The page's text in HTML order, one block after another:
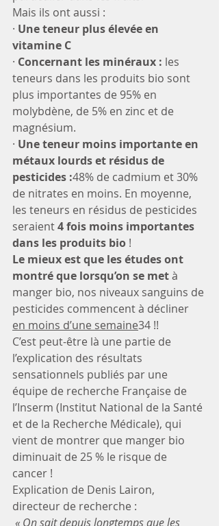
Mais ils ont aussi :
· Une teneur plus élevée en
vitamine C
· Concernant les minéraux : les
teneurs dans les produits bio sont
plus importantes de 95% en
molybdène, de 5% en zinc et de
magnésium.
· Une teneur moins importante en
métaux lourds et résidus de
pesticides :48% de cadmium et 30%
de nitrates en moins. En moyenne,
les teneurs en résidus de pesticides
seraient 4 fois moins importantes
dans les produits bio !
Le mieux est que les études ont
montré que lorsqu’on se met à
manger bio, nos niveaux sanguins de
pesticides commencent à décliner
en moins d’une semaine34 !!
C’est peut-être là une partie de
l’explication des résultats
sensationnels publiés par une
équipe de recherche Française de
l’Inserm (Institut National de la Santé
et de la Recherche Médicale), qui
vient de montrer que manger bio
diminuait de 25 % le risque de
cancer !
Explication de Denis Lairon,
directeur de recherche :